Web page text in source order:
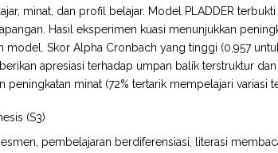
minat, dan profil belajar. Model PLADDER
Hasil eksperimen kuasi menunjukkan
model. Skor Alpha Cronbach yang tinggi (0,957
apresiasi terhadap umpan balik terstruktur
peningkatan minat (72% tertarik mempelajari variasi
(S3)
pembelajaran berdiferensiasi, literasi